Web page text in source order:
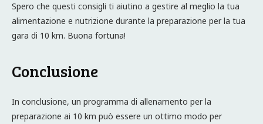
Spero che questi consigli ti aiutino a gestire al meglio la tua
alimentazione e nutrizione durante la preparazione per la tua
gara di 10 km. Buona fortuna!
Conclusione
In conclusione, un programma di allenamento per la
preparazione ai 10 km può essere un ottimo modo per